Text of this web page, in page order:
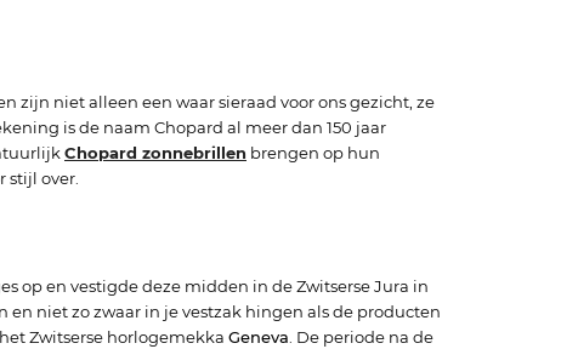
zijn niet alleen een waar sieraad voor ons gezicht, ze
is de naam Chopard al meer dan 150 jaar
Chopard zonnebrillen brengen op hun
stijl over.
op en vestigde deze midden in de Zwitserse Jura in
niet zo zwaar in je vestzak hingen als de producten
Zwitserse horlogemekka Geneva. De periode na de